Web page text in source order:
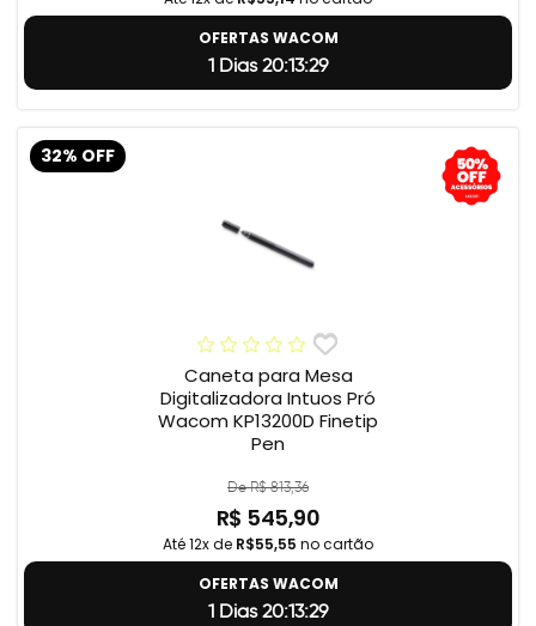
OFERTAS WACOM
1 Dias 20:13:28
32% OFF
Caneta para Mesa
Digitalizadora Intuos Pró
Wacom KP13200D Finetip
Pen
De R$ 813,36
R$ 545,90
Até 12x de R$55,55 no cartão
OFERTAS WACOM
1 Dias 20:13:28